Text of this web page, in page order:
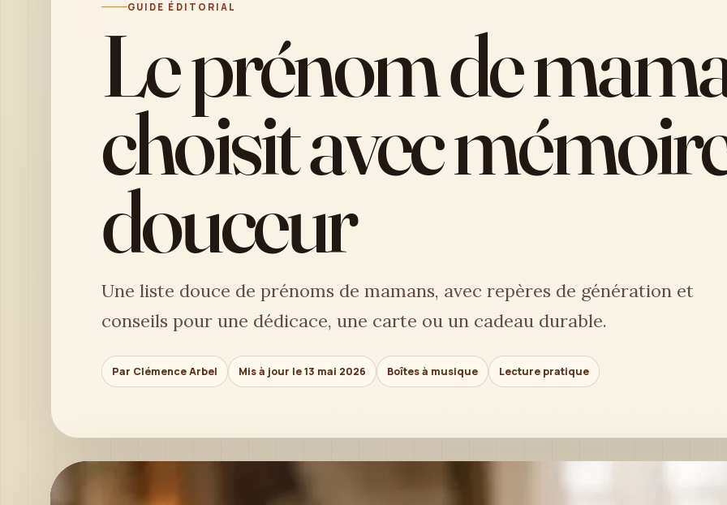
GUIDE ÉDITORIAL
Le prénom de
choisit avec
douceur
Une liste douce de prénoms de mamans, avec repères de génération et
conseils pour une dédicace, une carte ou un cadeau durable.
Par Clémence Arbel Mis à jour le 13 mai 2026 Boîtes à musique Lecture pratique